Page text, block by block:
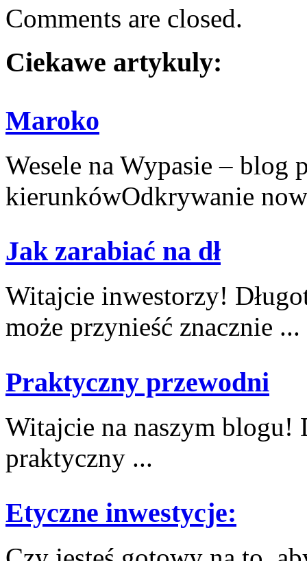
Comments are closed.
Ciekawe artykuly:
Maroko
Wesele na Wypasie – blog
kierunkówOdkrywanie
Jak zarabiać na dł
Witajcie inwestorzy!
może przynieść ⁢znacznie ...
Praktyczny przewodni
Witajcie na‌ naszym blogu!​
⁢praktyczny ...
Etyczne inwestycje: